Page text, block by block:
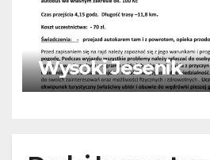
Wysoki Jesenik